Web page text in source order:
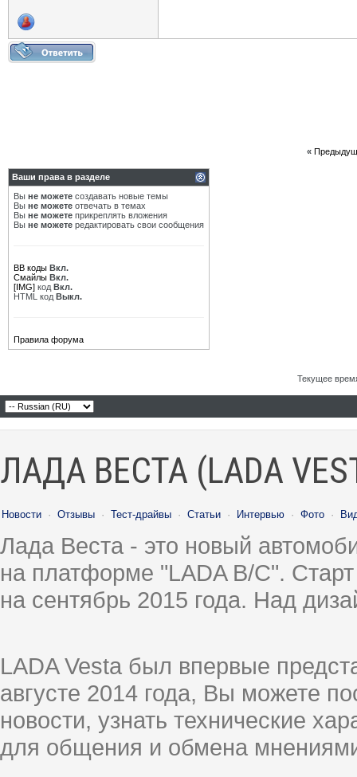
«
Ваши права в разделе
Вы не можете создавать новые темы
Вы не можете отвечать в темах
Вы не можете прикреплять вложения
Вы не можете редактировать свои сообщения
BB коды Вкл.
Смайлы Вкл.
[IMG] код Вкл.
HTML код Выкл.
Правила форума
Текущее
ЛАДА ВЕСТА (LADA
Новости · Отзывы · Тест-драйвы · Статьи · Интервью · Фото ·
Лада Веста - это новый
на платформе "LADA B/C".
на сентябрь 2015 года. Над
LADA Vesta был впервые
августе 2014 года, Вы можете
новости, узнать технические
для общения и обмена